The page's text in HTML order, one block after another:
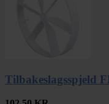
Tilbakeslagsspjeld